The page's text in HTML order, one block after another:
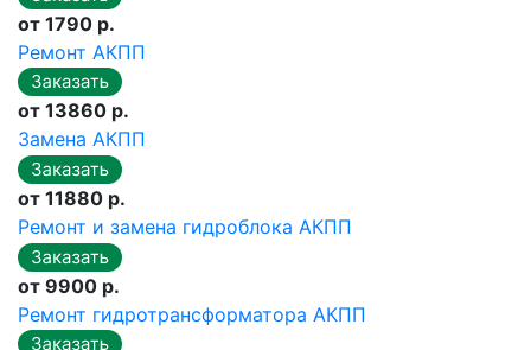
от 1790 р.
Ремонт АКПП
от 13860 р.
Замена АКПП
от 11880 р.
Ремонт и замена гидроблока АКПП
от 9900 р.
Ремонт гидротрансформатора АКПП